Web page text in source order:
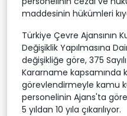
maddesinin hükümleri
Türkiye Çevre Ajansının
Değişiklik Yapılmasına
değişikliğe göre, 375
Kararname kapsamında
görevlendirmeyle kamu
personelinin Ajans'ta
5 yıldan 10 yıla çıkarılıyor.